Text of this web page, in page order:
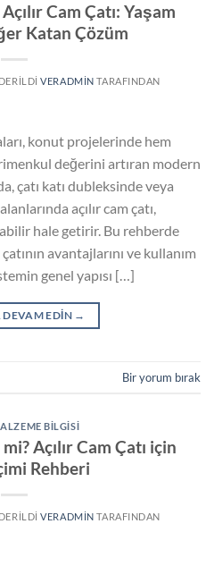
Cam Çatı: Yaşam
Katan Çözüm
VERADMIN TARAFINDAN
konut projelerinde hem
değerini artıran modern
çatı katı dubleksinde veya
açılır cam çatı,
hale getirir. Bu rehberde
avantajlarını ve kullanım
genel yapısı […]
EDIN →
Bir yorum bırak
BILGISI
Açılır Cam Çatı için
Rehberi
VERADMIN TARAFINDAN